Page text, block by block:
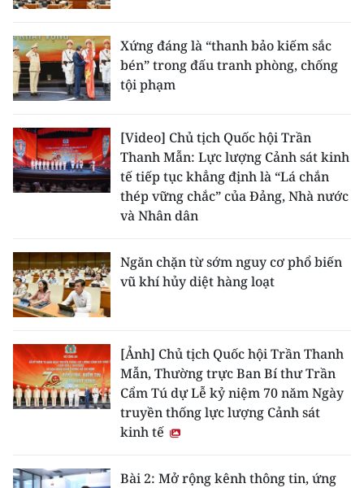
Xứng đáng là “thanh bảo kiếm sắc
bén” trong đấu tranh phòng, chống
tội phạm
[Video] Chủ tịch Quốc hội Trần
Thanh Mẫn: Lực lượng Cảnh sát kinh
tế tiếp tục khẳng định là “Lá chắn
thép vững chắc” của Đảng, Nhà nước
và Nhân dân
Ngăn chặn từ sớm nguy cơ phổ biến
vũ khí hủy diệt hàng loạt
[Ảnh] Chủ tịch Quốc hội Trần Thanh
Mẫn, Thường trực Ban Bí thư Trần
Cẩm Tú dự Lễ kỷ niệm 70 năm Ngày
truyền thống lực lượng Cảnh sát
kinh tế
Bài 2: Mở rộng kênh thông tin, ứng